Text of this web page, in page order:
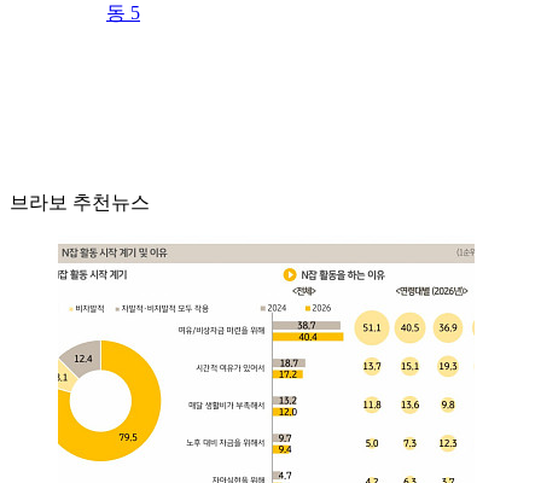
동 5
브라보 추천뉴스